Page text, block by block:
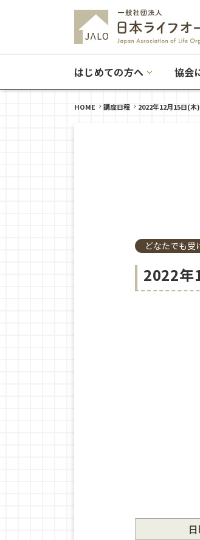
はじめての方へ 協会
HOME 講座日程 2022年12月15日(
どなたでも受
2022年